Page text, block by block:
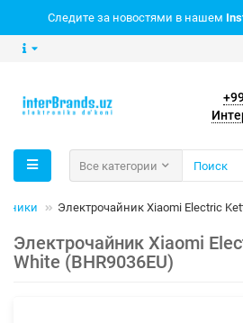
Следите за новостями в нашем
Все категории
Электрочайник Xiaomi Electric
Электрочайник Xiaomi
White (BHR9036EU)